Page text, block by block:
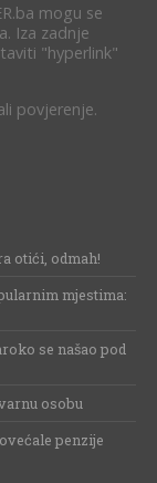
mogu se
Iza zadnje
"hyperlink"
povjerenje.
otići, odmah!
mjestima:
se našao pod
osobu
penzije